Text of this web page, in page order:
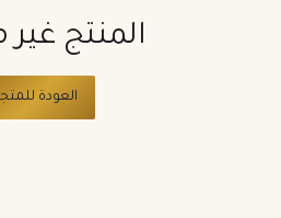
المنتج
العودة